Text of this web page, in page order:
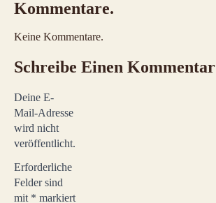
Kommentare.
Keine Kommentare.
Schreibe Einen Kommentar
Deine E-
Mail-Adresse
wird nicht
veröffentlicht.
Erforderliche
Felder sind
mit * markiert